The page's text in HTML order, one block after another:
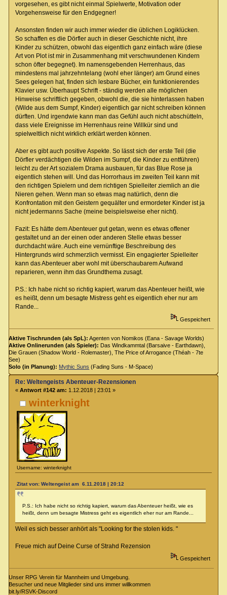
vorgesehen, es gibt nicht einmal Spielwerte, Motivation oder
Vorgehensweise für den Endgegner!
Ansonsten finden wir auch immer wieder die üblichen Logiklücken.
So schaffen es die Dörfler auch in dieser Geschichte nicht, ihre
Kinder zu schützen, obwohl das eigentlich ganz einfach wäre (diese
Art von Plot ist mir in Zusammenhang mit verschwundenen Kindern
schon öfter begegnet). Im namensgebenden Herrenhaus, das
mindestens mal jahrzehntelang (wohl eher länger) am Grund eines
Sees gelegen hat, finden sich lesbare Bücher, ein funktionierendes
Klavier usw. Überhaupt Schrift - ständig werden alle möglichen
Hinweise schriftlich gegeben, obwohl die, die sie hinterlassen haben
(Wilde aus dem Sumpf, Kinder) eigentlich gar nicht schreiben können
dürften. Und irgendwie kann man das Gefühl auch nicht abschütteln,
dass viele Ereignisse im Herrenhaus reine Willkür sind und
spielweltlich nicht wirklich erklärt werden können.
Aber es gibt auch positive Aspekte. So lässt sich der erste Teil (die
Dörfler verdächtigen die Wilden im Sumpf, die Kinder zu entführen)
leicht zu der Art sozialem Drama ausbauen, für das Blue Rose ja
eigentlich stehen will. Und das Horrorhaus im zweiten Teil kann mit
den richtigen Spielern und dem richtigen Spielleiter ziemlich an die
Nieren gehen. Wenn man so etwas mag natürlich, denn die
Konfrontation mit den Geistern gequälter und ermordeter Kinder ist ja
nicht jedermanns Sache (meine beispielsweise eher nicht).
Fazit: Es hätte dem Abenteuer gut getan, wenn es etwas offener
gestaltet und an der einen oder anderen Stelle etwas besser
durchdacht wäre. Auch eine vernünftige Beschreibung des
Hintergrunds wird schmerzlich vermisst. Ein engagierter Spielleiter
kann das Abenteuer aber wohl mit überschaubarem Aufwand
reparieren, wenn ihm das Grundthema zusagt.
P.S.: Ich habe nicht so richtig kapiert, warum das Abenteuer heißt, wie
es heißt, denn um besagte Mistress geht es eigentlich eher nur am
Rande...
Gespeichert
Aktive Tischrunden (als SpL): Agenten von Nomikos (Eana - Savage Worlds)
Aktive Onlinerunden (als Spieler): Das Windkammtal (Barsaive - Earthdawn),
Die Grauen (Shadow World - Rolemaster), The Price of Arrogance (Théah - 7te
See)
Solo (in Planung): Mythic Suns (Fading Suns - M-Space)
winterknight
Username: winterknight
Re: Weltengeists Abenteuer-Rezensionen
« Antwort #142 am: 1.12.2018 | 23:01 »
Zitat von: Weltengeist am 6.11.2018 | 20:12
P.S.: Ich habe nicht so richtig kapiert, warum das Abenteuer heißt, wie es
heißt, denn um besagte Mistress geht es eigentlich eher nur am Rande...
Weil es sich besser anhört als "Looking for the stolen kids. "
Freue mich auf Deine Curse of Strahd Rezension
Gespeichert
Unser RPG Verein für Mannheim und Umgebung.
Besucher und neue Mitglieder sind uns immer willkommen
bit.ly/RSVK-Discord